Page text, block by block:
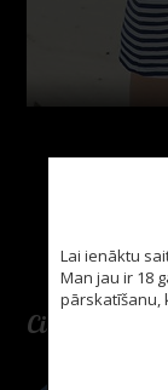
Lai ienāktu
Man jau ir 18
pārskatīšanu,
Citas modeles